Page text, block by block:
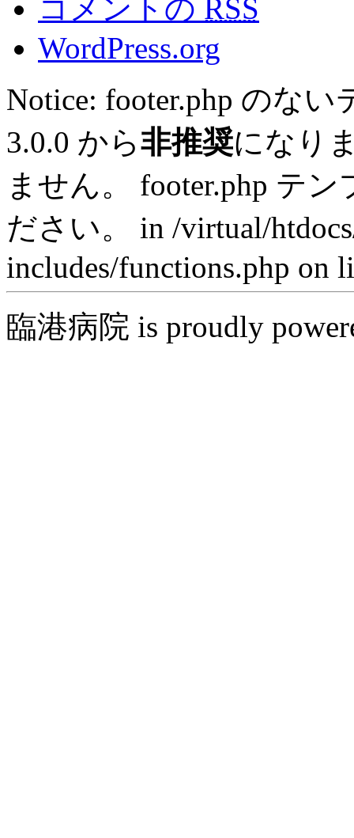
コメントの RSS
WordPress.org
Notice: footer.php のな
3.0.0 から非推奨になり
ません。 footer.php テ
ださい。 in /virtual/
includes/functions.php on
臨港病院 is proudly